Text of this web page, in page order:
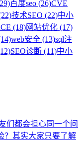
百度seo (26)CVE
技术SEO (22)中小
(18)网站优化 (17)
web安全 (13)sql注
SEO诊断 (11)中小
们都会担心同一个问
？其实大家只要了解